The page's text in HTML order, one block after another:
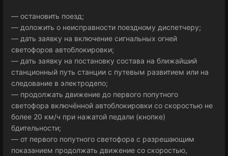
— остановить поезд;
— доложить о неисправности поездному диспетчеру;
— дать заявку на включение сигнальных огней
светофоров автоблокировки;
— дать заявку на постановку состава на ближайший
станционный путь станции с путевым развитием или на
следование в электродепо;
— продолжать движение до первого попутного
светофора включённой автоблокировки со скоростью не
более 20 км/ч при нажатой педали (кнопке)
бдительности;
— от первого попутного светофора с разрешающим
показанием продолжать движение со скоростью,